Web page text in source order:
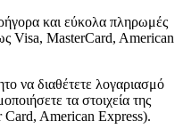
και εύκολα πληρωμές
Visa, MasterCard, American
να διαθέτετε λογαριασμό
τα στοιχεία της
Card, American Express).